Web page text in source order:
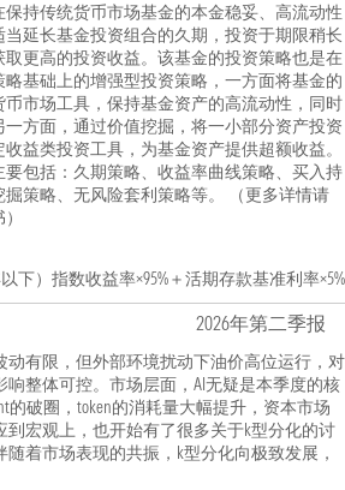
持传统货币市场基金的本金稳妥、高流动性
延长基金投资组合的久期，投资于期限稍长
更高的投资收益。该基金的投资策略也是在
基础上的增强型投资策略，一方面将基金的
市场工具，保持基金资产的高流动性，同时
方面，通过价值挖掘，将一小部分资产投资
益类投资工具，为基金资产提供超额收益。
包括：久期策略、收益率曲线策略、买入持
策略、无风险套利策略等。 （更多详情请
下）指数收益率×95%＋活期存款基准利率×5%
2026年第二季报
动有限，但外部环境扰动下油价高位运行，对
整体可控。市场层面，AI无疑是本季度的核
的破圈，token的消耗量大幅提升，资本市场
宏观上，也开始有了很多关于k型分化的讨
着市场表现的共振，k型分化向极致发展，